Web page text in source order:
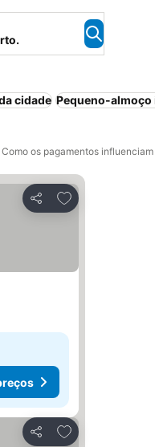
cidade Pequeno-
Como os pagamentos
Partilhar
Adicionar aos
Partilhar
Adicionar aos